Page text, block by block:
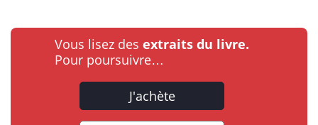
Vous lisez des extraits du livre.
Pour poursuivre…
J'achète